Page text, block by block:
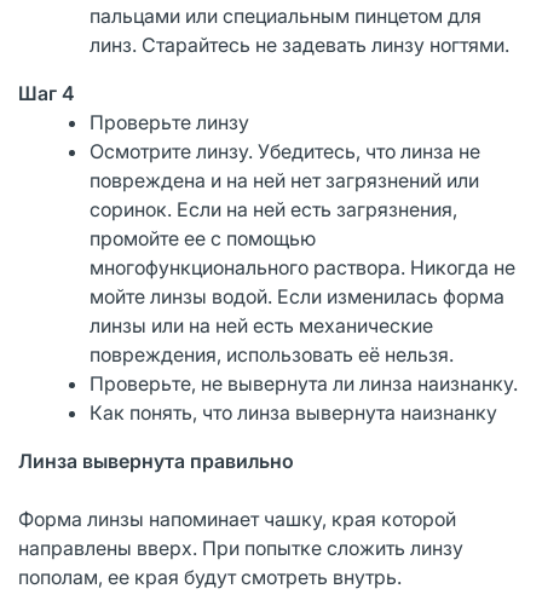
пальцами или специальным пинцетом для
линз. Старайтесь не задевать линзу ногтями.
Шаг 4
Проверьте линзу
Осмотрите линзу. Убедитесь, что линза не
повреждена и на ней нет загрязнений или
соринок. Если на ней есть загрязнения,
промойте ее с помощью
многофункционального раствора. Никогда не
мойте линзы водой. Если изменилась форма
линзы или на ней есть механические
повреждения, использовать её нельзя.
Проверьте, не вывернута ли линза наизнанку.
Как понять, что линза вывернута наизнанку
Линза вывернута правильно
Форма линзы напоминает чашку, края которой
направлены вверх. При попытке сложить линзу
пополам, ее края будут смотреть внутрь.